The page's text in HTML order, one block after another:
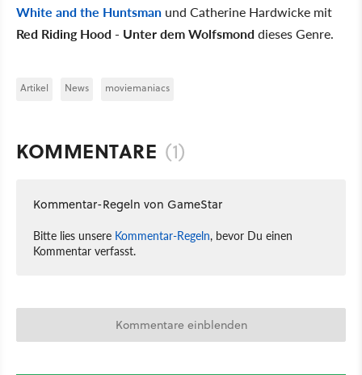
White and the Huntsman und Catherine Hardwicke mit
Red Riding Hood - Unter dem Wolfsmonddieses Genre.
Artikel News moviemaniacs
KOMMENTARE (1)
Kommentar-Regeln von GameStar
Bitte lies unsere Kommentar-Regeln, bevor Du einen
Kommentar verfasst.
Kommentare einblenden